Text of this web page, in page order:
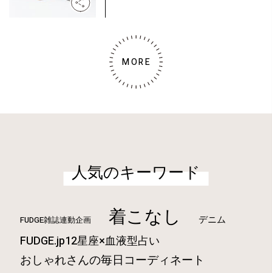
MORE
人気のキーワード
FUDGE雑誌連動企画 着こなし デニム
FUDGE.jp12星座×血液型占い
おしゃれさんの毎日コーディネート